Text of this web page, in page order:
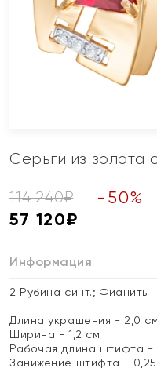
Серьги из золота
114 240₽ - 50%
57 120₽
Информация
2 Рубина синт.; Фианиты
Длина украшения - 2,0 см
Ширина - 1,2 см
Рабочая длина штифта -
Занижение штифта -